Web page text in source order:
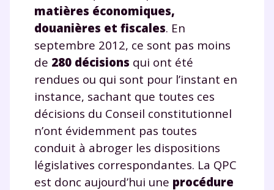
matières économiques,
douanières et fiscales. En
septembre 2012, ce sont pas moins
de 280 décisions qui ont été
rendues ou qui sont pour l’instant en
instance, sachant que toutes ces
décisions du Conseil constitutionnel
n’ont évidemment pas toutes
conduit à abroger les dispositions
législatives correspondantes. La QPC
est donc aujourd’hui une procédure